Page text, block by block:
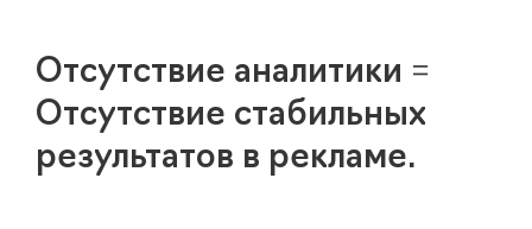
Отсутствие аналитики =
Отсутствие стабильных
результатов в рекламе.